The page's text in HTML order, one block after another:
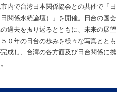
内で台湾日本関係協会との共催で「日
関係永続論壇）」を開催。日台の国会
過去を振り返るとともに、未来の展望
０年の日台の歩みを様々な写真ととも
成し、台湾の各方面及び日台関係に携